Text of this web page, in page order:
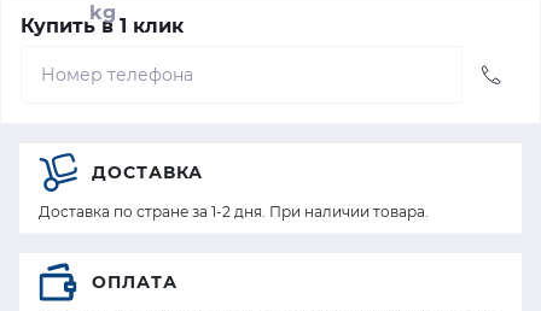
kg
Купить в 1 клик
ДОСТАВКА
Доставка по стране за 1-2 дня. При наличии товара.
ОПЛАТА